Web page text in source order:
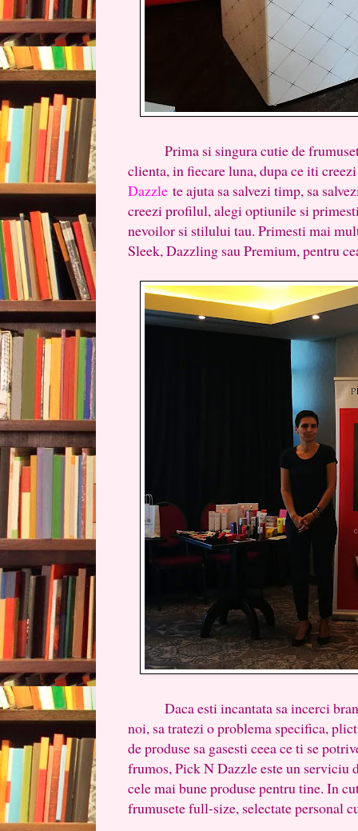
Prima si singura cutie de
clienta, in fiecare luna, dupa ce iti
Dazzle te ajuta sa salvezi timp, sa
creezi profilul, alegi optiunile si
nevoilor si stilului tau. Primesti mai
Sleek, Dazzling sau Premium, pentru
Daca esti incantata sa incerci
noi, sa tratezi o problema specifica,
de produse sa gasesti ceea ce ti se
frumos, Pick N Dazzle este un serviciu
cele mai bune produse pentru tine. In
frumusete full-size, selectate personal